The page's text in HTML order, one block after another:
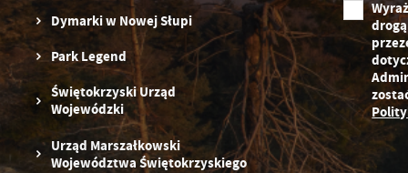
Dymarki w Nowej Słupi
Park Legend
Świętokrzyski Urząd
Wojewódzki
Urząd Marszałkowski
Województwa Świętokrzyskiego